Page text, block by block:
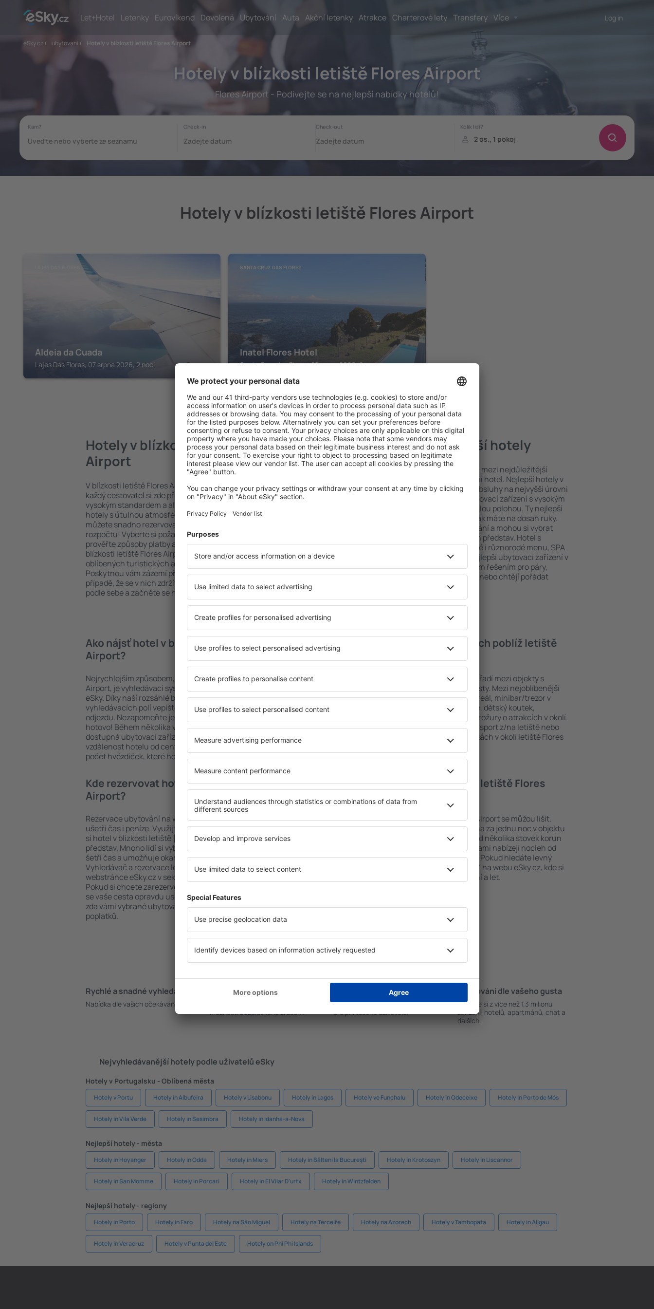
Let+Hotel Letenky Eurovíkend Dovolená Ubytování Auta Akční letenky Atrakce Charterové lety Transfery Více Log in
eSky.cz/ ubytovani / Hotely v blízkosti letiště Flores Airport
Hotely v blízkosti letiště Flores Airport
Flores Airport - Podívejte se na nejlepší nabídky hotelů!
Hotely v blízkosti letiště Flores Airport
Aldeia da Cuada
Lajes Das Flores, 07 srpna 2026, 2 noci
SANTA CRUZ DAS FLORES
Inatel Flores Hotel
Santa Cruz das Flores, 07 srpna 2026, 2 noci
Zobrazit další nabídky
Hotely v blízkosti letiště Flores
Airport
V blízkosti letiště Flores Airport je k dispozici řada hotelů, takže
každý cestovatel si zde přijde na své. Dáváte přednost hotelům s
vysokým standardem a all inclusive nebo raději zvolíte levnější
hotely s útulnou atmosférou? V blízkosti letiště Flores Airport si
můžete snadno rezervovat ubytování, které vyhoví každému
rozpočtu! Vyberte si požadovanou destinaci a standard hotelu,
prověřte způsoby platby a možnosti zrušení rezervace. Hotely v
blízkosti letiště Flores Airport se nacházejí přímo uprostřed
oblíbených turistických aktivit, ale také trochu dále od davů.
Poskytnou vám zázemí při delší dovolené, ale jsou ideální i v
případě, že se v nich zdržíte pouze jednu noc. Vyberte si hotel
podle sebe a začněte se hned balit na trip nebo služební cestu!
Flores Airport – nejlepší hotely
Komplexní služby a výhodná poloha patří mezi nejdůležitější
kritéria, která musí splnit každý exklusivní hotel. Nejlepší hotely v
okolí letiště Flores Airport jsou zárukou obsluhy na nejvyšší úrovni
a celé řady dalších výhod pro hosty. Ubytovací zařízení s vysokým
standardem se mohou pochlubit dokonalou polohou. Ty nejlepší
atrakce v blízkosti letiště Flores Airport tak máte na dosah ruky.
Hosté mají k dispozici i bezplatné parkování a mohou si vybrat
pokoj nebo apartmán přesně podle svých představ. Hotel s
vysokým standardem znamená mimo jiné i různorodé menu, SPA
či fitness areál nebo atrakce pro děti. Nejlepší ubytovací zařízení v
blízkosti letiště Flores Airport jsou skvělým řešením pro páry,
rodiny a pro hosty, kteří cestují služebně nebo chtějí pořádat
Ako nájsť hotel v blízkosti letiska Flores
Airport?
Nejrychlejším způsobem, jak najít hotel v blízkosti letiště Flores
Airport, je vyhledávací systém ubytovacích zařízení na stránce
eSky. Díky naší rozsáhlé bázi najdete přesně to, co hledáte. Do
vyhledávacích polí vepište cíl cesty a vyberte data příjezdu a
odjezdu. Nezapomeňte ještě uvést počet hostů a pokojů. A máte
hotovo! Během několika vteřin se před vámi objeví všechna
dostupná ubytovací zařízení. Snadno si pak můžete ověřit
vzdálenost hotelu od centra, způsob platby za ubytování nebo
počet hvězdiček, které hotel obdržel od předchozích návštěvníků.
Jaké vybavení najdu v hotelech poblíž letiště
Flores Airport?
Hotely v blízkosti letiště Flores Airport se řadí mezi objekty s
různým standardem a vybavením pro hosty. Mezi nejoblíbenější
výhody patří např. bezplatné wi-fi, SPA areál, minibar/trezor v
pokoji, konferenční centrum, restaurace, dětský koutek,
bezplatné parkování a také informační brožury o atrakcích v okolí.
Některá ubytovací zařízení nabízejí i transport z/na letiště nebo
poznávací výlety po historických památkách v okolí letiště Flores
Kde rezervovat hotely v blízkosti letiště Flores
Airport?
Rezervace ubytování na webu eSky.cz je řešením, které vám
ušetří čas i peníze. Využijte vyhledávač ubytování a zarezervujte
si hotel v blízkosti letiště {dict:Airport.webname}} podle svých
představ. Mnoho lidí si vybralo balíček „Let+Hotel” - tato možnost
šetří čas a umožňuje okamžitou rezervaci letů a ubytování.
Vyhledávač a rezervace levných hotelů jsou k dispozici na
webstránce eSky.cz v sekci „Ubytování“ (v horní části stránky).
Pokud si chcete zarezervovat hotel, ale nemáte 100% jistotu, že
se vaše cesta opravdu uskuteční, doporučujeme vám ověřit si,
zda vámi vybrané ubytování umožňuje zrušit rezervaci bez
poplatků.
Kolik stojí noc v hotelu poblíž letiště Flores
Airport?
Ceny za nocleh v blízkosti letiště Flores Airport se můžou lišit.
Záleží na standardu a poloze hotelu. Cena za jednu noc v objektu
s průměrným standardem se pohybuje od několika stovek korun
až po několik tisíc. Hotely s pěti hvězdičkami nabízejí nocleh od
několika stovek korun až po tisíce korun. Pokud hledáte levný
nocleh, nahlédněte do sekce „Let+Hotel“ na webu eSky.cz, kde si
můžete okamžitě zarezervovat ubytování a let.
Rychlé a snadné vyhledávání
Nabídka dle vašich očekávání.
Pečlivé plánování
možností bezplatného zrušení.
S námi ušetříte
Atraktivní ceny a speciální nabídky
pro přihlášené uživatele.
Ubytování dle vašeho gusta
Vyberte si z více než 1.3 milionu
zařízení: hotelů, apartmánů, chat a
dalších.
Nejvyhledávanější hotely podle uživatelů eSky
Hotely v Portugalsku - Oblíbená města
Hotely v Portu Hotely in Albufeira Hotely v Lisabonu Hotely in Lagos Hotely ve Funchalu Hotely in Odeceixe Hotely in Porto de Mós
Hotely in Vila Verde Hotely in Sesimbra Hotely in Idanha-a-Nova
Nejlepší hotely - města
Hotely in Hoyanger Hotely in Odda Hotely in Miers Hotely in Bălteni la Bucureşti Hotely in Krotoszyn Hotely in Liscannor
Hotely in San Momme Hotely in Porcari Hotely in El Vilar D'urtx Hotely in Wintzfelden
Nejlepší hotely - regiony
Hotely in Porto Hotely in Faro Hotely na São Miguel Hotely na Terceiře Hotely na Azorech Hotely v Tambopata Hotely in Allgau
Hotely in Veracruz Hotely v Punta del Este Hotely on Phi Phi Islands